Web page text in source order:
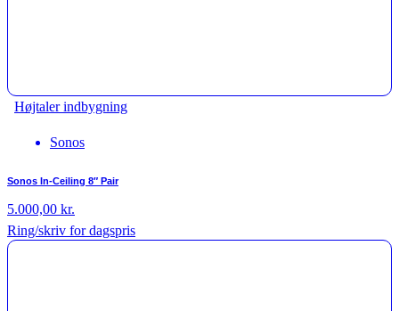
Højtaler indbygning
Sonos
Sonos In-Ceiling 8″ Pair
5.000,00 kr.
Ring/skriv for dagspris